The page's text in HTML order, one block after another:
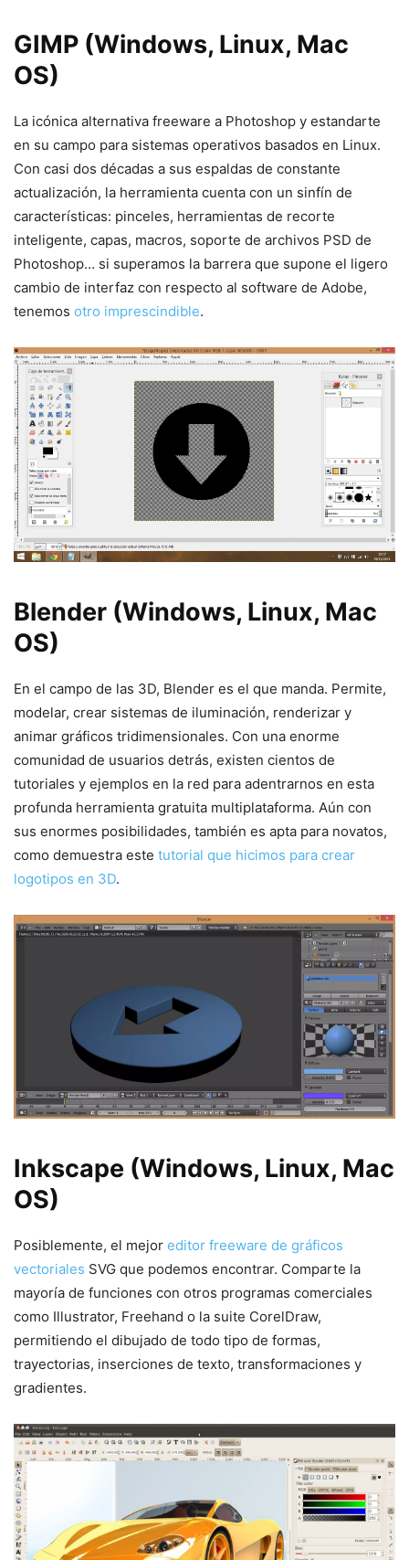
GIMP (Windows, Linux, Mac
OS)
La icónica alternativa freeware a Photoshop y estandarte
en su campo para sistemas operativos basados en Linux.
Con casi dos décadas a sus espaldas de constante
actualización, la herramienta cuenta con un sinfín de
características: pinceles, herramientas de recorte
inteligente, capas, macros, soporte de archivos PSD de
Photoshop… si superamos la barrera que supone el ligero
cambio de interfaz con respecto al software de Adobe,
tenemos otro imprescindible.
Blender (Windows, Linux, Mac
OS)
En el campo de las 3D, Blender es el que manda. Permite,
modelar, crear sistemas de iluminación, renderizar y
animar gráficos tridimensionales. Con una enorme
comunidad de usuarios detrás, existen cientos de
tutoriales y ejemplos en la red para adentrarnos en esta
profunda herramienta gratuita multiplataforma. Aún con
sus enormes posibilidades, también es apta para novatos,
como demuestra este tutorial que hicimos para crear
logotipos en 3D.
Inkscape (Windows, Linux, Mac
OS)
Posiblemente, el mejor editor freeware de gráficos
vectoriales SVG que podemos encontrar. Comparte la
mayoría de funciones con otros programas comerciales
como Illustrator, Freehand o la suite CorelDraw,
permitiendo el dibujado de todo tipo de formas,
trayectorias, inserciones de texto, transformaciones y
gradientes.